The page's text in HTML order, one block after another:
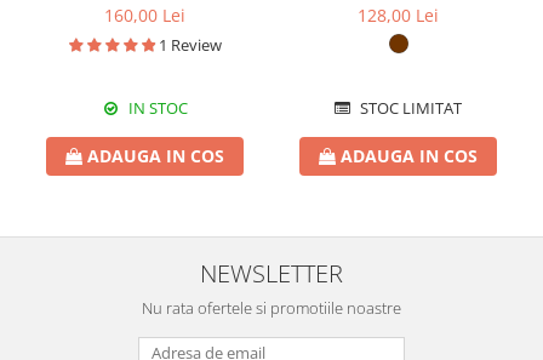
160,00 Lei
1 Review
IN STOC
ADAUGA IN COS
128,00 Lei
STOC LIMITAT
ADAUGA IN COS
NEWSLETTER
Nu rata ofertele si promotiile noastre